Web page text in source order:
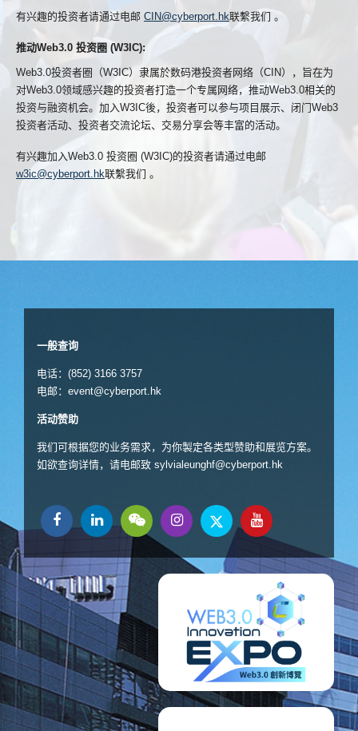
有兴趣的投资者请通过电邮 CIN@cyberport.hk联繫我们 。
推动Web3.0 投资圈 (W3IC):
Web3.0投资者圈（W3IC）隶属於数码港投资者网络（CIN），旨在为
对Web3.0领域感兴趣的投资者打造一个专属网络，推动Web3.0相关的
投资与融资机会。加入W3IC後，投资者可以参与项目展示、闭门Web3
投资者活动、投资者交流论坛、交易分享会等丰富的活动。
有兴趣加入Web3.0 投资圈 (W3IC)的投资者请通过电邮
w3ic@cyberport.hk联繫我们 。
一般查询
电话：(852) 3166 3757
电邮： event@cyberport.hk
活动赞助
我们可根据您的业务需求，为你製定各类型赞助和展览方案。
如欲查询详情，请电邮致 sylvialeunghf@cyberport.hk